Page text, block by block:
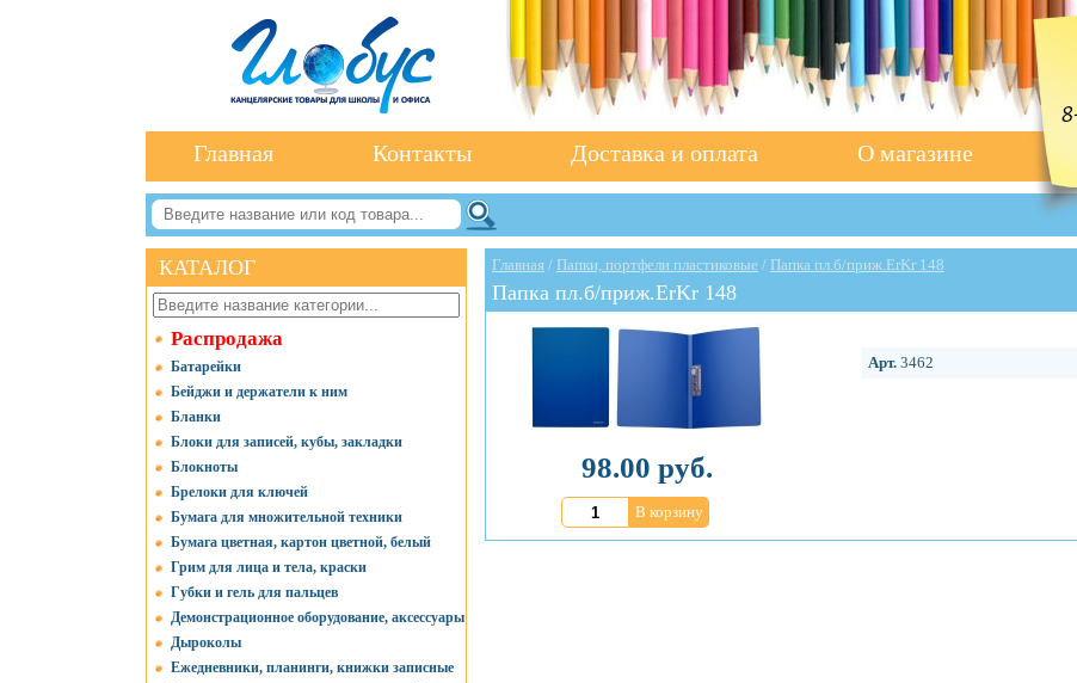
Главная Контакты Доставка и оплата О магазине
КАТАЛОГ
Распродажа
Батарейки
Бейджи и держатели к ним
Бланки
Блоки для записей, кубы, закладки
Блокноты
Брелоки для ключей
Бумага для множительной техники
Бумага цветная, картон цветной, белый
Грим для лица и тела, краски
Губки и гель для пальцев
Демонстрационное оборудование, аксессуары
Дыроколы
Ежедневники, планинги, книжки записные
Главная / Папки, портфели пластиковые / Папка пл.б/приж.ErKr 148
Папка пл.б/приж.ErKr 148
Арт. 3462
98.00 руб.
В корзину